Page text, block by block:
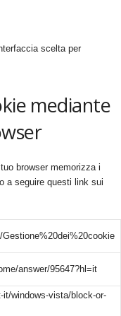
scelta per
mediante
browser memorizza i
a seguire questi link sui
answer/95647?hl=it
windows-vista/block-or-